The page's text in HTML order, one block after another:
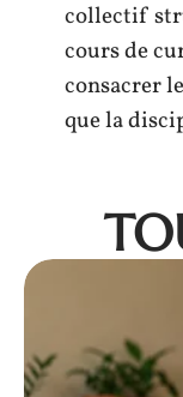
collectif
cours de
consacrer
que la